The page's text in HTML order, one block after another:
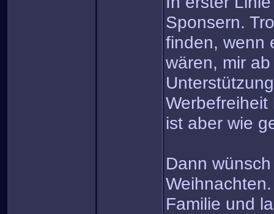
Sponsern.
finden, wenn
wären, mir
ist aber wie
Dann
Familie und